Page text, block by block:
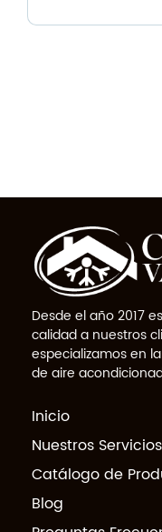
Desde el año 2017
calidad a nuestros
especializamos en
de aire
Inicio
Nuestros Servicios
Catálogo de
Blog